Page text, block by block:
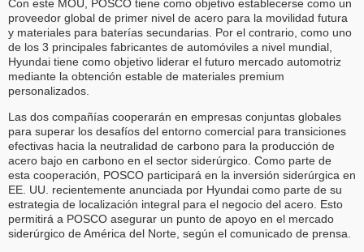
Con este MOU, POSCO tiene como objetivo establecerse como un
proveedor global de primer nivel de acero para la movilidad futura
y materiales para baterías secundarias. Por el contrario, como uno
de los 3 principales fabricantes de automóviles a nivel mundial,
Hyundai tiene como objetivo liderar el futuro mercado automotriz
mediante la obtención estable de materiales premium
personalizados.
Las dos compañías cooperarán en empresas conjuntas globales
para superar los desafíos del entorno comercial para transiciones
efectivas hacia la neutralidad de carbono para la producción de
acero bajo en carbono en el sector siderúrgico. Como parte de
esta cooperación, POSCO participará en la inversión siderúrgica en
EE. UU. recientemente anunciada por Hyundai como parte de su
estrategia de localización integral para el negocio del acero. Esto
permitirá a POSCO asegurar un punto de apoyo en el mercado
siderúrgico de América del Norte, según el comunicado de prensa.